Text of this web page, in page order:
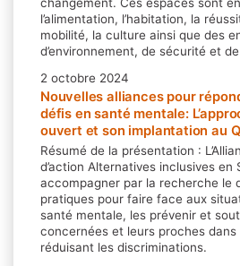
l’alimentation, l’habitation, la
mobilité, la culture ainsi que des
d’environnement, de sécurité et
2 octobre 2024
Nouvelles alliances pour
défis en santé mentale:
ouvert et son implantation au
Résumé de la présentation :
d’action Alternatives inclusives en
accompagner par la recherche le
pratiques pour faire face aux
santé mentale, les prévenir et
concernées et leurs proches
réduisant les discriminations.